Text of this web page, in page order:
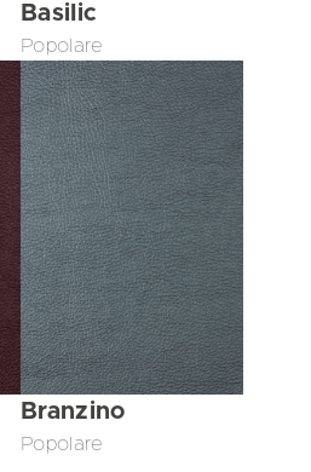
Basilic
Popolare
Branzino
Popolare